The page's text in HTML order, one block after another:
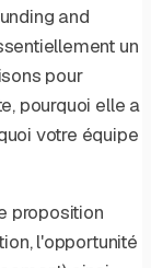
and
un
pour
pourquoi elle a
votre équipe
proposition
l'opportunité